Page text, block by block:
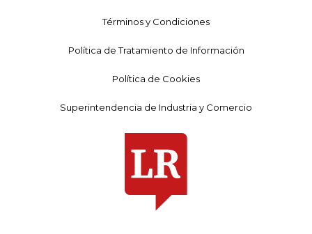
Términos y Condiciones
Política de Tratamiento de Información
Política de Cookies
Superintendencia de Industria y Comercio